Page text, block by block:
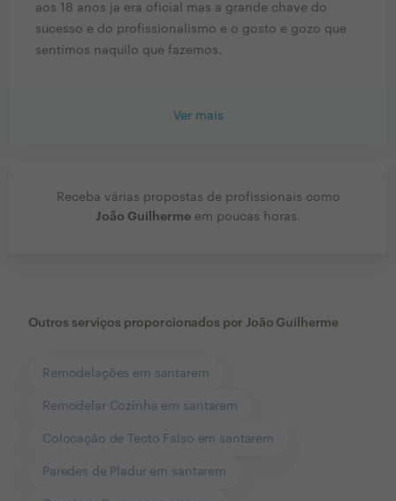
aos 18 anos ja era oficial mas a grande chave do
sucesso e do profissionalismo e o gosto e gozo que
sentimos naquilo que fazemos.
Ver mais
Receba várias propostas de profissionais como
João Guilherme em poucas horas.
Outros serviços proporcionados por João Guilherme
Remodelações em santarem
Remodelar Cozinha em santarem
Colocação de Tecto Falso em santarem
Paredes de Pladur em santarem